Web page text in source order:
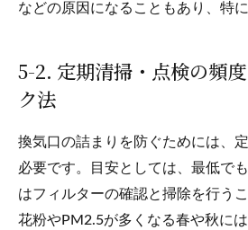
などの原因になることもあり、特
5-2. 定期清掃・点検の頻
ク法
換気口の詰まりを防ぐためには、
必要です。目安としては、最低で
はフィルターの確認と掃除を行う
花粉やPM2.5が多くなる春や秋に